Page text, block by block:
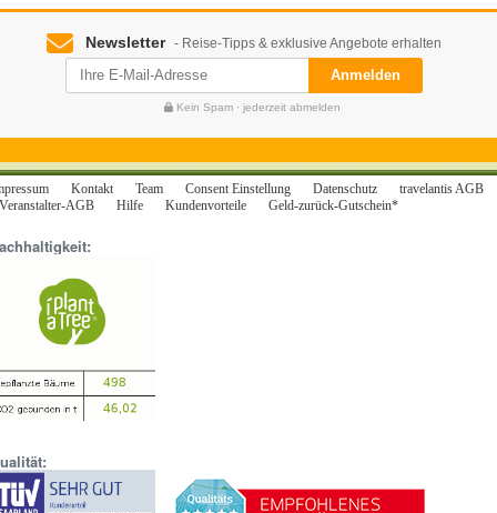
Newsletter - Reise-Tipps & exklusive Angebote erhalten
Anmelden
Kein Spam · jederzeit abmelden
Kontakt Team Consent Einstellung Datenschutz
travelantis AGB
Veranstalter-AGB
Hilfe Kundenvorteile Geld-zurück-Gutschein*